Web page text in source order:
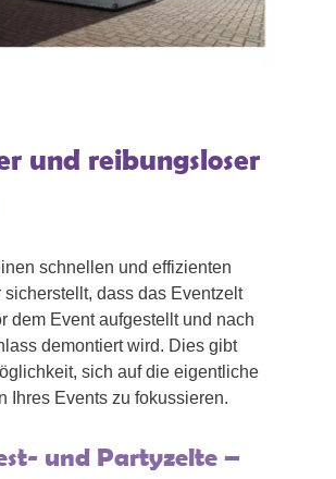
und reibungsloser
schnellen und effizienten
sicherstellt, dass das Eventzelt
dem Event aufgestellt und nach
demontiert wird. Dies gibt
sich auf die eigentliche
Ihres Events zu fokussieren.
und Partyzelte –